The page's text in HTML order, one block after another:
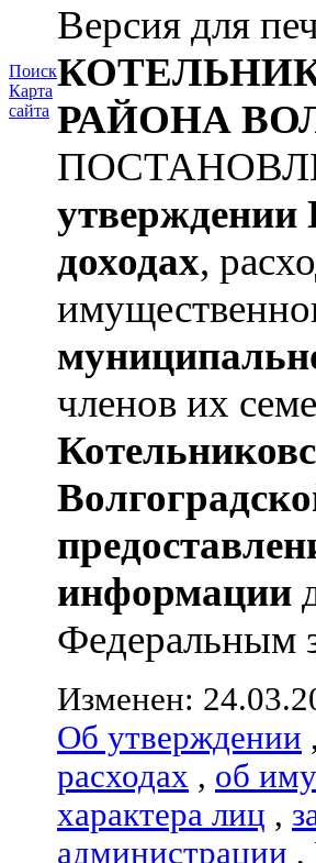
Поиск
Карта
сайта
Версия для
РАЙОНА
утверждении
доходах,
членов их
информации
Федеральным
Изменен:
Об утверждении ,
расходах , об
характера лиц ,
администрации ,